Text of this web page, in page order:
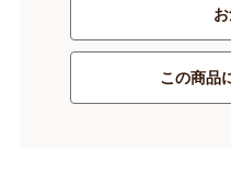
この商品